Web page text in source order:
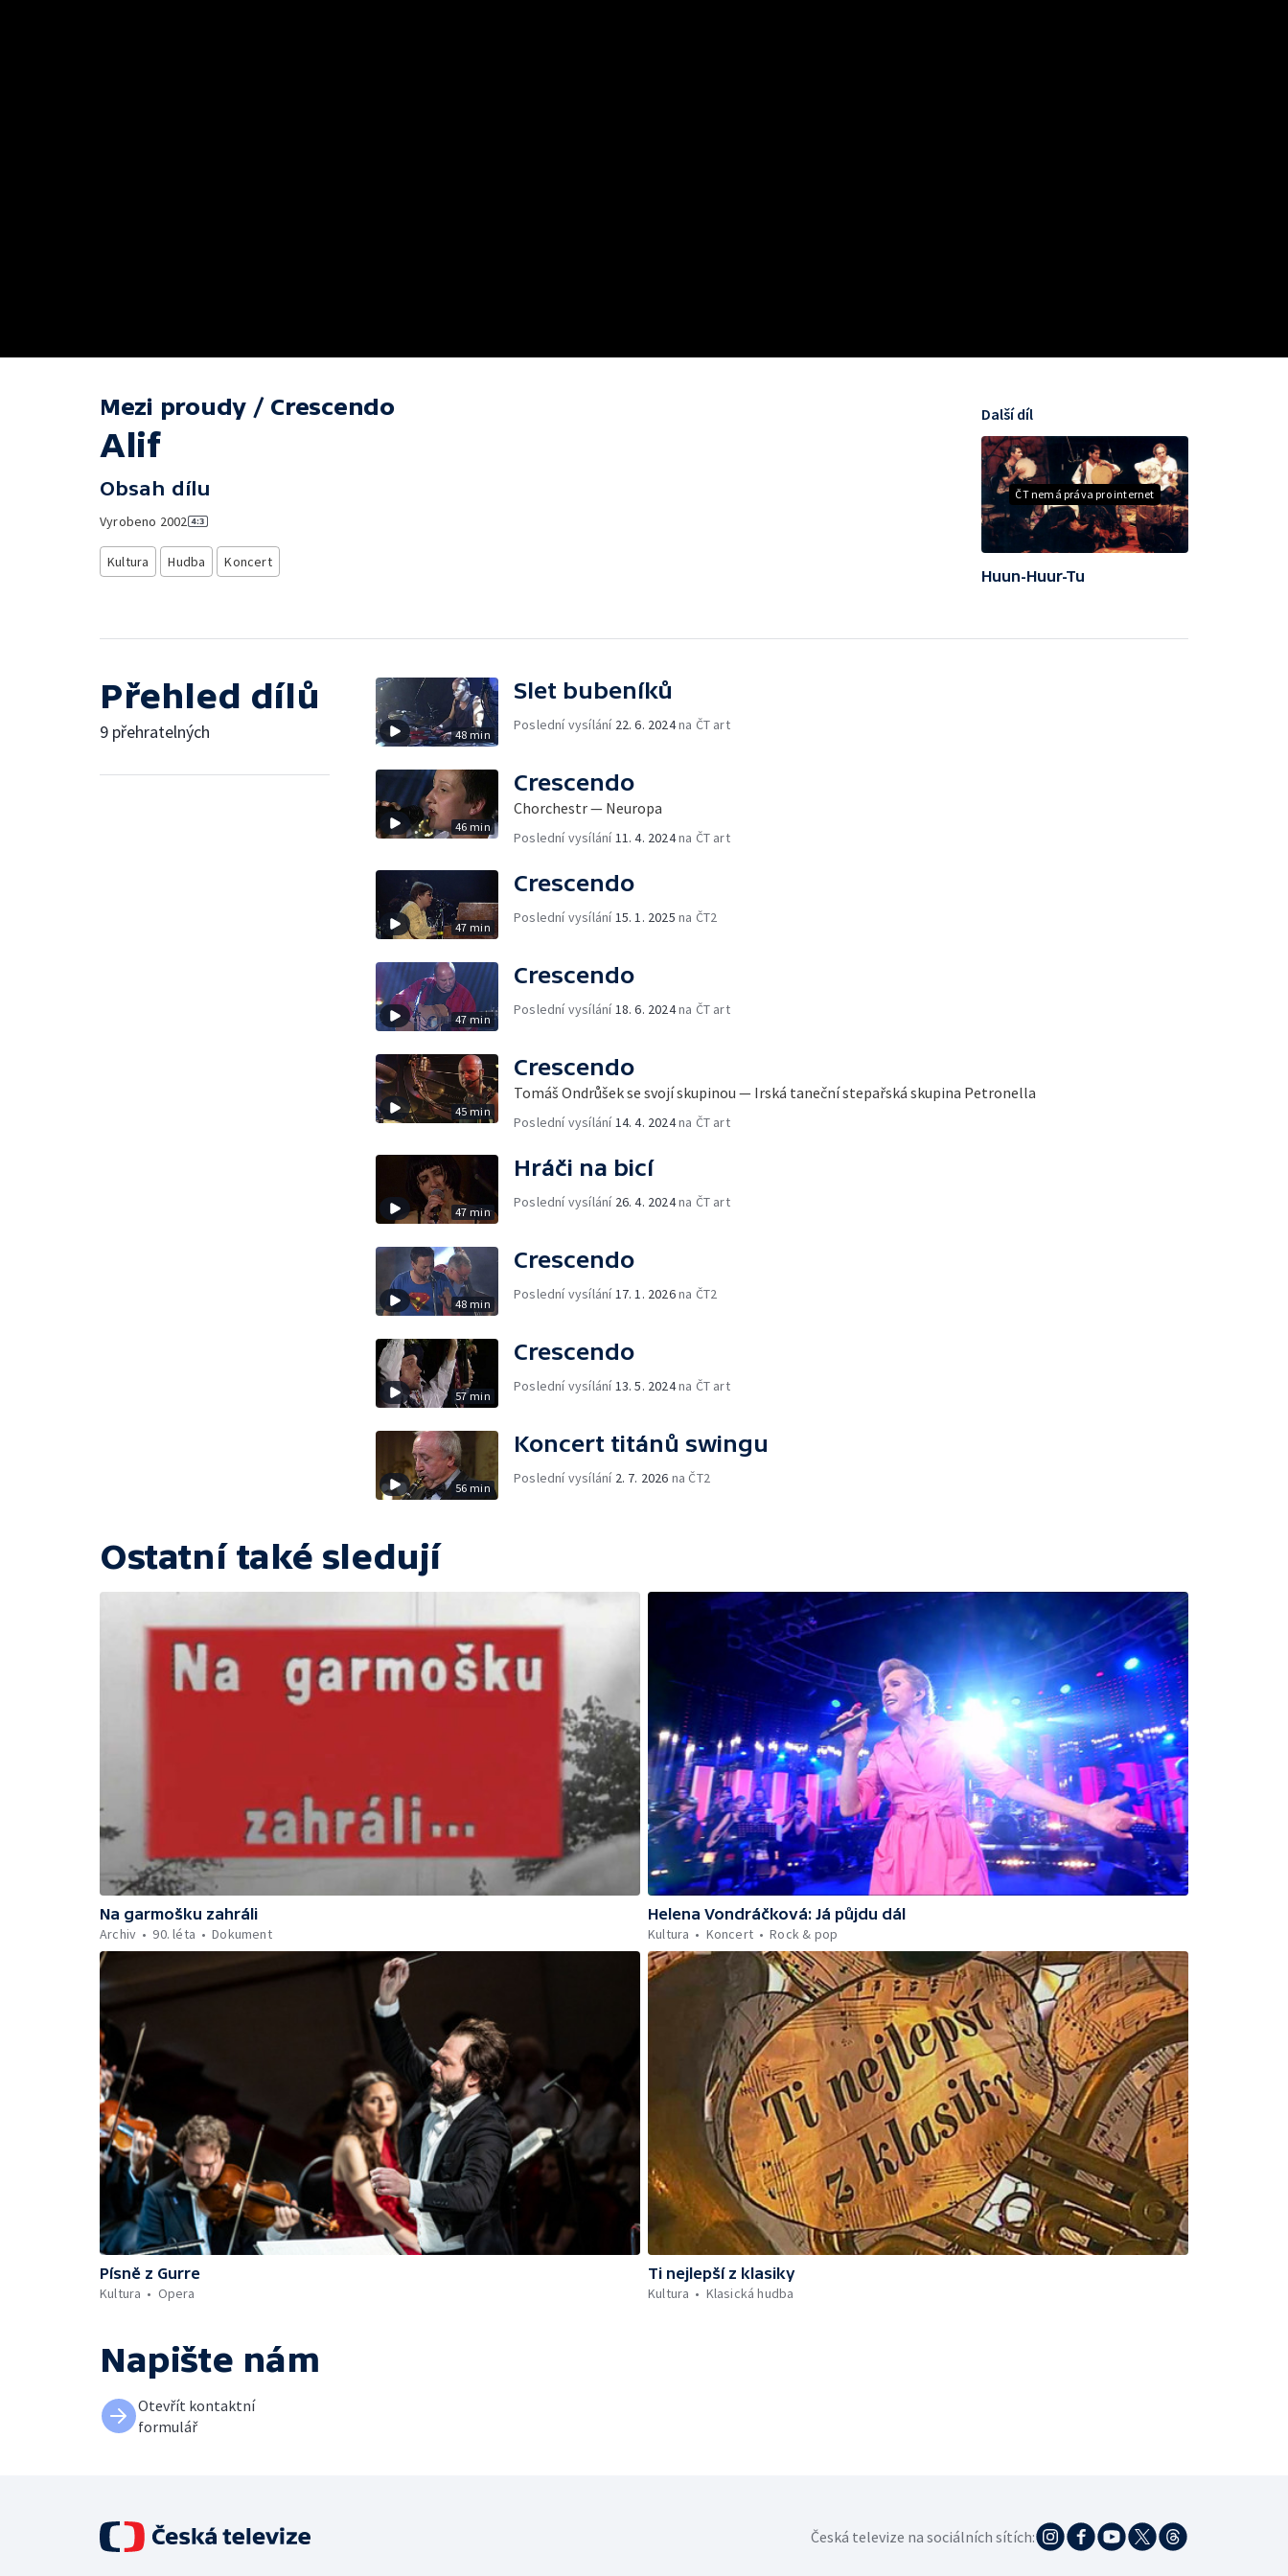
Mezi proudy / Crescendo
Alif
Obsah dílu
Vyrobeno 2002
Kultura Hudba Koncert
ČT nemá práva pro internet
Další díl
Huun-Huur-Tu
Přehled dílů
9 přehratelných 48 min
Slet bubeníků
Poslední vysílání 22. 6. 2024na ČT art
46 min
Crescendo
Chorchestr — Neuropa
Poslední vysílání 11. 4. 2024na ČT art
47 min
Crescendo
Poslední vysílání 15. 1. 2025 na ČT2
47 min
Crescendo
Poslední vysílání 18. 6. 2024na ČT art
45 min
Crescendo
Tomáš Ondrůšek se svojí skupinou — Irská taneční stepařská skupina Petronella
Poslední vysílání 14. 4. 2024na ČT art
47 min
Hráči na bicí
Poslední vysílání 26. 4. 2024na ČT art
48 min
Crescendo
Poslední vysílání 17. 1. 2026na ČT2
57 min
Crescendo
Poslední vysílání 13. 5. 2024na ČT art
56 min
Koncert titánů swingu
Poslední vysílání 2. 7. 2026 na ČT2
Ostatní také sledují
Na garmošku zahráli
Archiv
90. léta Dokument
Helena Vondráčková: Já půjdu dál
Kultura
Koncert Rock & pop
Písně z Gurre
Kultura
Opera
Ti nejlepší z klasiky
Kultura
Klasická hudba
Napište nám
Otevřít kontaktní
formulář
Česká televize na sociálních sítích: